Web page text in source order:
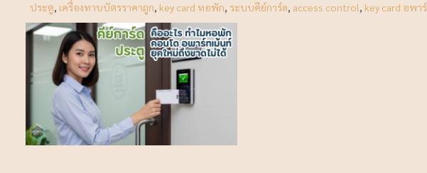
ประตู, เครื่องทาบบัตรราคาถูก, key card หอพัก, ระบบคีย์การ์ด, access control, key card อพา